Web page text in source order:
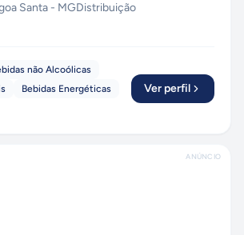
Santa - MGDistribuição
não Alcoólicas
Bebidas Energéticas
Ver perfil
ANÚNCIO